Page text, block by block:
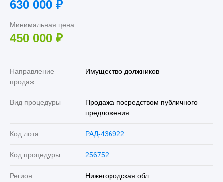
630 000 ₽
Минимальная цена
450 000 ₽
Направление
продаж
Имущество должников
Вид процедуры
Продажа посредством публичного
предложения
Код лота РАД-436922
Код процедуры 256752
Регион Нижегородская обл